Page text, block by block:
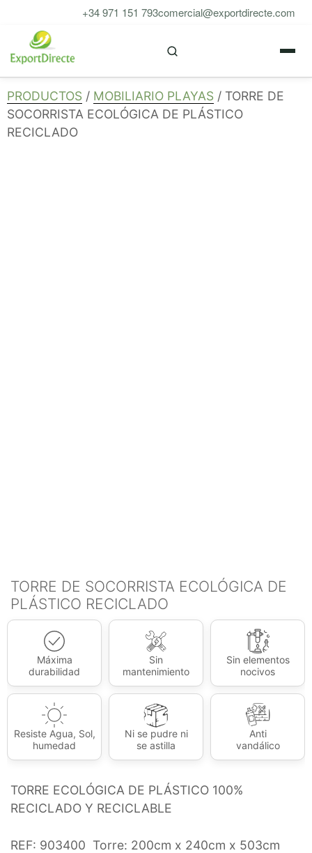
contenido
+34 971 151 793comercial@exportdirecte.com
PRODUCTOS / MOBILIARIO PLAYAS / TORRE DE
SOCORRISTA ECOLÓGICA DE PLÁSTICO
RECICLADO
TORRE DE SOCORRISTA ECOLÓGICA DE
PLÁSTICO RECICLADO
Máxima
durabilidad
Sin
mantenimiento
Sin elementos
nocivos
Resiste Agua, Sol,
humedad
Ni se pudre ni
se astilla
Anti
vandálico
TORRE ECOLÓGICA DE PLÁSTICO 100%
RECICLADO Y RECICLABLE
REF: 903400 Torre: 200cm x 240cm x 503cm